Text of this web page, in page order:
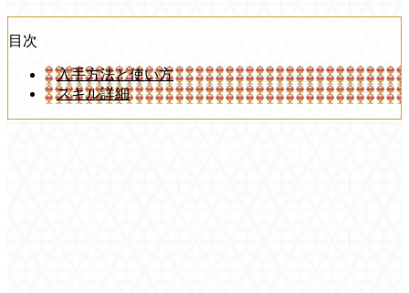
目次
入手方法と使い方
スキル詳細